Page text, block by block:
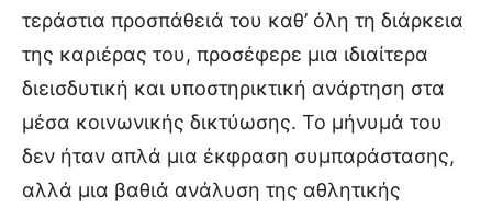
τεράστια προσπάθειά του καθ’ όλη τη διάρκεια
της καριέρας του, προσέφερε μια ιδιαίτερα
διεισδυτική και υποστηρικτική ανάρτηση στα
μέσα κοινωνικής δικτύωσης. Το μήνυμά του
δεν ήταν απλά μια έκφραση συμπαράστασης,
αλλά μια βαθιά ανάλυση της αθλητικής